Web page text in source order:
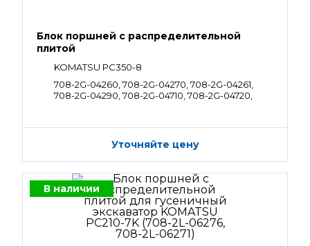
Блок поршней c распределительной
плитой
KOMATSU PC350-8
708-2G-04260, 708-2G-04270, 708-2G-04261,
708-2G-04290, 708-2G-04710, 708-2G-04720,
Уточняйте цену
В наличии